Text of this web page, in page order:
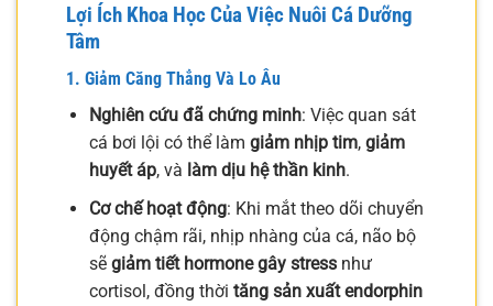
Lợi Ích Khoa Học Của Việc Nuôi Cá Dưỡng
Tâm
1. Giảm Căng Thẳng Và Lo Âu
Nghiên cứu đã chứng minh: Việc quan sát
cá bơi lội có thể làm giảm nhịp tim, giảm
huyết áp, và làm dịu hệ thần kinh.
Cơ chế hoạt động: Khi mắt theo dõi chuyển
động chậm rãi, nhịp nhàng của cá, não bộ
sẽ giảm tiết hormone gây stressnhư
cortisol, đồng thời tăng sản xuất endorphin